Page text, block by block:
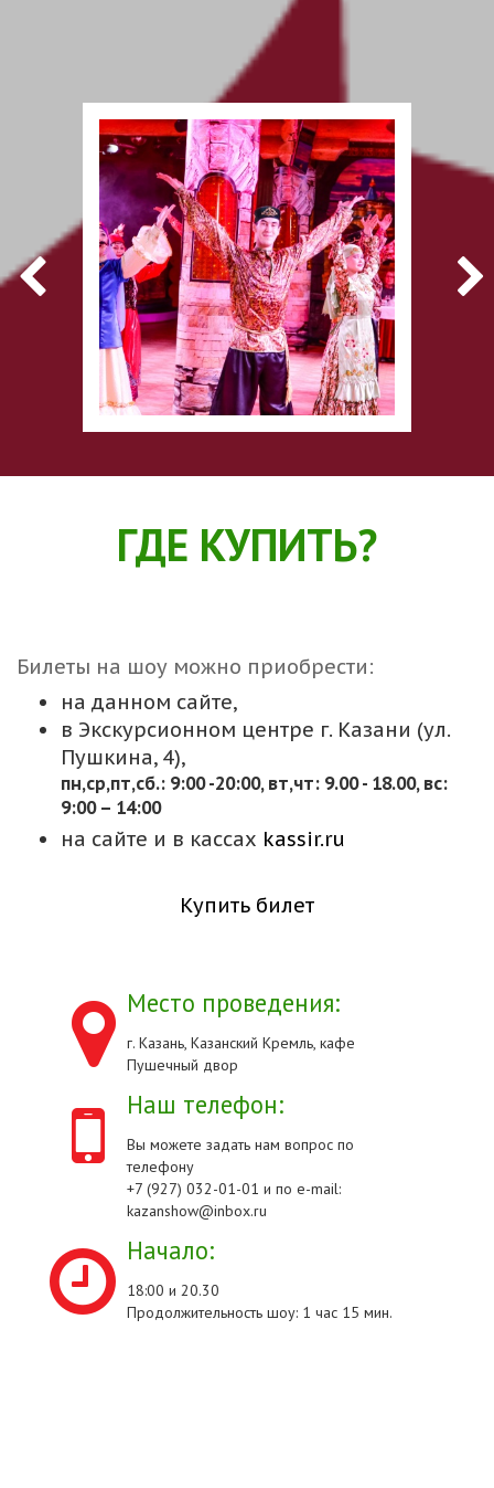
ГДЕ КУПИТЬ?
Билеты на шоу можно приобрести:
на данном сайте,
в Экскурсионном центре г. Казани (ул.
Пушкина, 4),
пн,cр,пт,сб.: 9:00 -20:00, вт,чт: 9.00 - 18.00, вс:
9:00 – 14:00
на сайте и в кассах kassir.ru
Купить билет
Место проведения:
г. Казань, Казанский Кремль, кафе
Пушечный двор
Наш телефон:
Вы можете задать нам вопрос по
телефону
+7 (927) 032-01-01 и по e-mail:
kazanshow@inbox.ru
Начало:
18:00 и 20.30
Продолжительность шоу: 1 час 15 мин.